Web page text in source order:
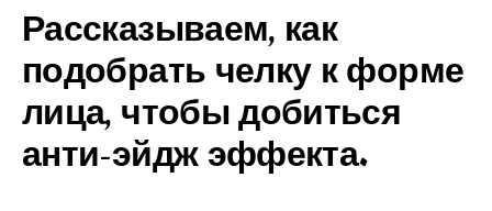
Рассказываем, как
подобрать челку к форме
лица, чтобы добиться
анти-эйдж эффекта.